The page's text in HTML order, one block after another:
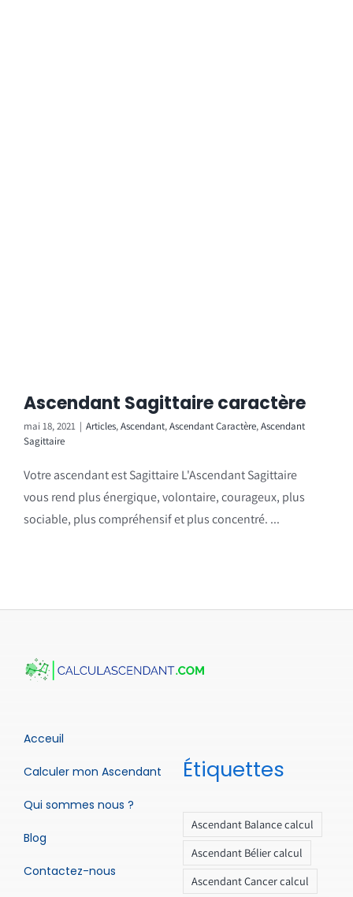
Ascendant Sagittaire caractère
mai 18, 2021 | Articles,Ascendant,Ascendant Caractère,Ascendant
Sagittaire
Votre ascendant est Sagittaire L'Ascendant Sagittaire
vous rend plus énergique, volontaire, courageux, plus
sociable, plus compréhensif et plus concentré. ...
Acceuil
Calculer mon Ascendant
Qui sommes nous ?
Blog
Contactez-nous
Étiquettes
Ascendant Balance calcul
Ascendant Bélier calcul
Ascendant Cancer calcul